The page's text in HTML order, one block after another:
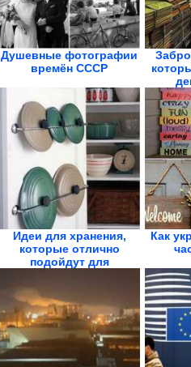
Душевные фотографии
времён СССР
Идеи для хранения,
которые отлично
подойдут для
Как